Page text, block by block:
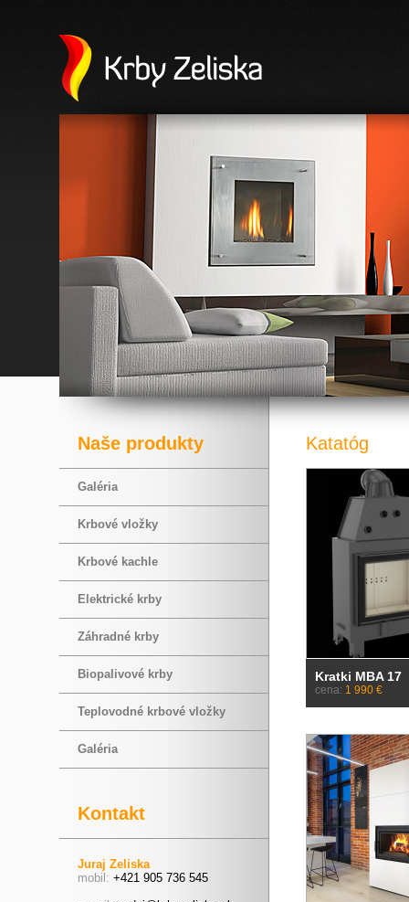
Naše produkty
Galéria
Krbové vložky
Krbové kachle
Elektrické krby
Záhradné krby
Biopalivové krby
Teplovodné krbové vložky
Galéria
Kontakt
Juraj Zeliska
mobil: +421 905 736 545
Katatóg
Kratki MBA 17
cena: 1 990 €